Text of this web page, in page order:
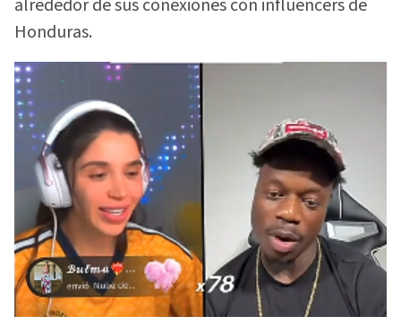
alrededor de sus conexiones con influencers de
Honduras.